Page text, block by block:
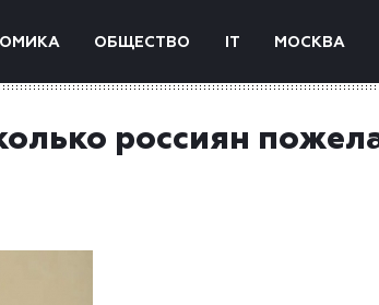
ОБЩЕСТВО IT МОСКВА
россиян